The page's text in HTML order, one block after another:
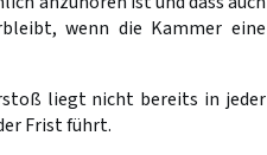
wenn die Kammer eine
liegt nicht bereits in jeder
Frist führt.